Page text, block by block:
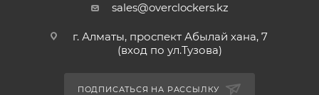
sales@overclockers.kz
г. Алматы, проспект Абылай хана, 7
(вход по ул.Тузова)
ПОДПИСАТЬСЯ НА РАССЫЛКУ